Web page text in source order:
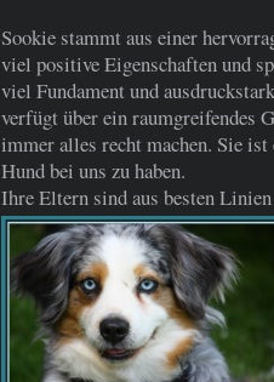
Sookie stammt aus einer
viel positive Eigenschaften und
viel Fundament und
verfügt über ein raumgreifendes
immer alles recht machen. Sie
Hund bei uns zu haben.
Ihre Eltern sind aus besten Linien